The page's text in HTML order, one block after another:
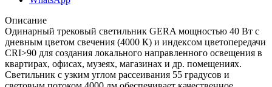
Описание
Одинарный трековый светильник GERA мощностью 40 Вт с
дневным цветом свечения (4000 К) и индексом цветопередачи
CRI>90 для создания локального направленного освещения в
квартирах, офисах, музеях, магазинах и др. помещениях.
Светильник с узким углом рассеивания 55 градусов и